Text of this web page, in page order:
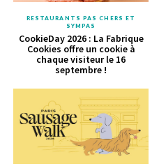
RESTAURANTS PAS CHERS ET
SYMPAS
CookieDay 2026 : La Fabrique
Cookies offre un cookie à
chaque visiteur le 16
septembre !